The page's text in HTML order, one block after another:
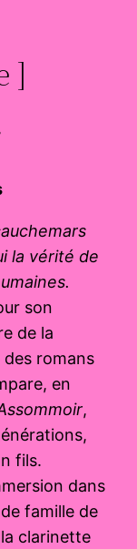
]
la vérité de
son
de la
romans
en
,
fils.
dans
famille de
clarinette